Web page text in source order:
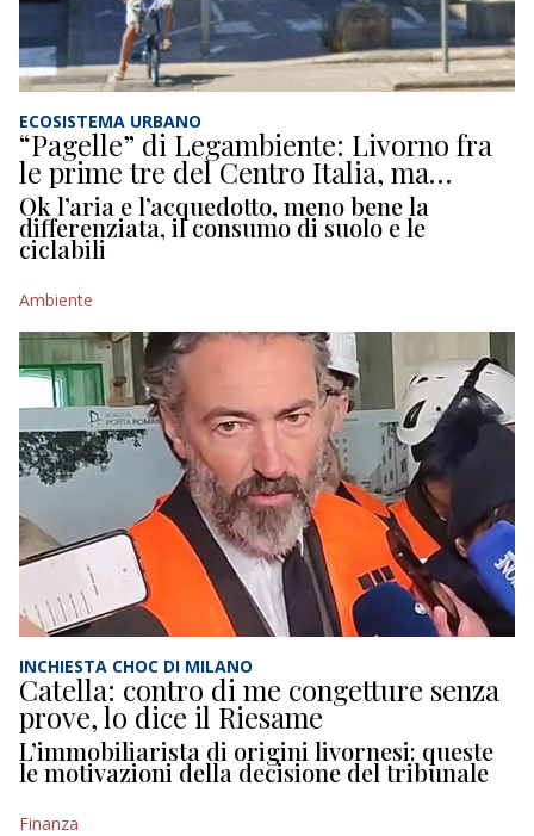
ECOSISTEMA URBANO
“Pagelle” di Legambiente: Livorno fra
le prime tre del Centro Italia, ma…
Ok l’aria e l’acquedotto, meno bene la
differenziata, il consumo di suolo e le
ciclabili
Ambiente
INCHIESTA CHOC DI MILANO
Catella: contro di me congetture senza
prove, lo dice il Riesame
L’immobiliarista di origini livornesi: queste
le motivazioni della decisione del tribunale
Finanza